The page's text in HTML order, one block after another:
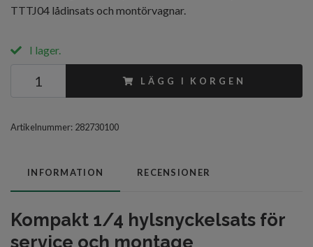
TTTJ04 lådinsats och montörvagnar.
I lager.
LÄGG I KORGEN
Artikelnummer: 282730100
INFORMATION RECENSIONER
Kompakt 1/4 hylsnyckelsats för
service och montage